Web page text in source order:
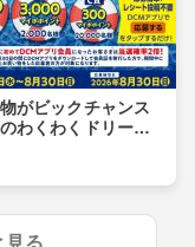
がビックチャンス
わくわくドリーム